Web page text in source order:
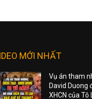
MỚI NHẤT
Vụ án tham
David Duong
XHCN của